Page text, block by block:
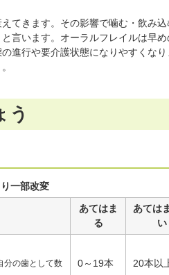
てきます。その影響で噛む・飲み込
言います。オーラルフレイルは早め
進行や要介護状態になりやすくなり
う
一部改変
あてはま
る
あては
い
分の歯として数
0～19本 20本以